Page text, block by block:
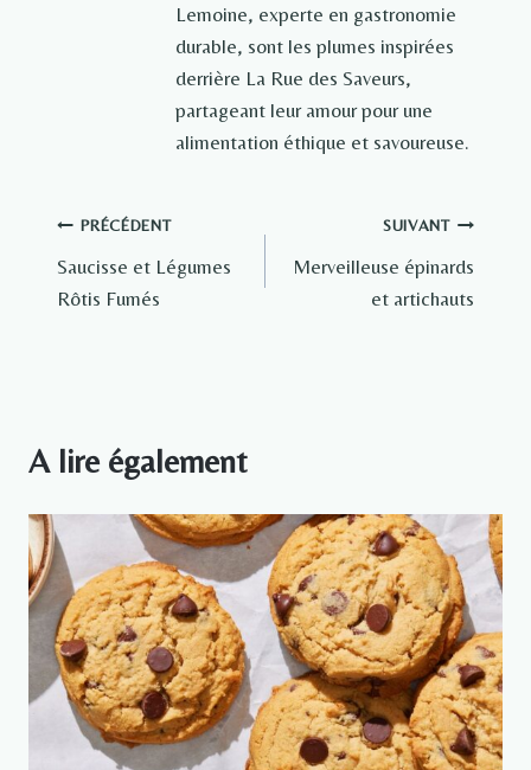
Lemoine, experte en gastronomie
durable, sont les plumes inspirées
derrière La Rue des Saveurs,
partageant leur amour pour une
alimentation éthique et savoureuse.
Navigation
de
PRÉCÉDENT
Saucisse et Légumes
Rôtis Fumés
SUIVANT
Merveilleuse épinards
et artichauts
A lire également